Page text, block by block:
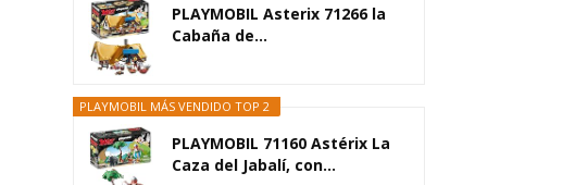
PLAYMOBIL Asterix 71266 la
Cabaña de...
PLAYMOBIL MÁS VENDIDO TOP 2
PLAYMOBIL 71160 Astérix La
Caza del Jabalí, con...